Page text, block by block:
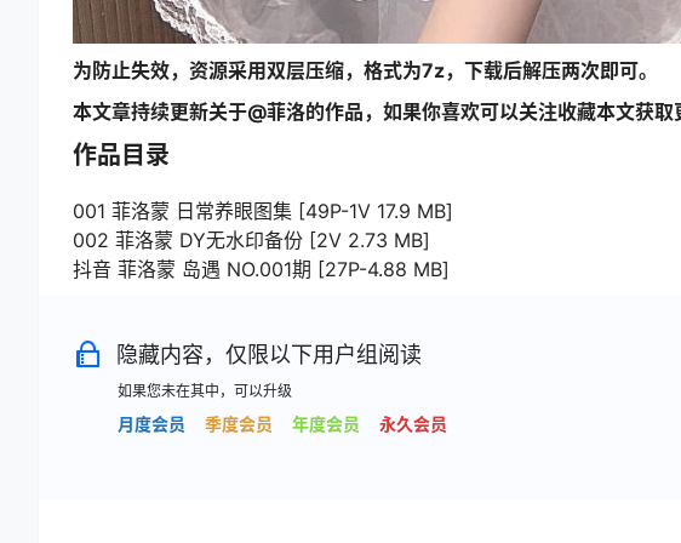
为防止失效，资源采用双层压缩，格式为7z，下载后解压两次即可。
本文章持续更新关于@菲洛的作品，如果你喜欢可以关注收藏本文获取
作品目录
001 菲洛蒙 日常养眼图集 [49P-1V 17.9 MB]
002 菲洛蒙 DY无水印备份 [2V 2.73 MB]
抖音 菲洛蒙 岛遇 NO.001期 [27P-4.88 MB]
隐藏内容，仅限以下用户组阅读
如果您未在其中，可以升级
月度会员 季度会员 年度会员 永久会员